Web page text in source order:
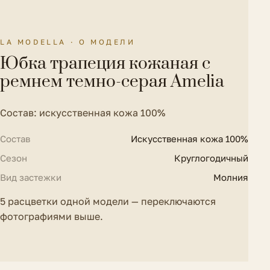
Параметры модели на
фото
Рост 174 см., ОГ-ОТ-ОБ 89-60-90
Талия 58 см.
Тип посадки
LA MODELLA · О МОДЕЛИ
Юбка трапеция кожаная с
ремнем темно-серая Amelia
Состав: искусственная кожа 100%
Состав
Искусственная кожа 100%
Сезон
Круглогодичный
Вид застежки
Молния
5 расцветки одной модели — переключаются
фотографиями выше.